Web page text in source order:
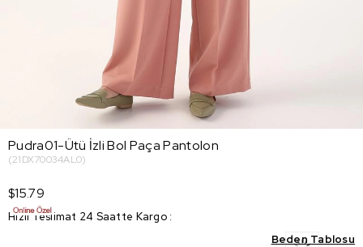
Pudra01-Ütü İzli Bol Paça Pantolon
(21DX70034AL0)
$15.79
Hızlı Teslimat 24 Saatte Kargo :
Beden Tablosu